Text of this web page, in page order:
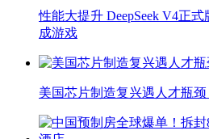
性能大提升 DeepSeek V4正
成游戏
美国芯片制造复兴遇人才瓶